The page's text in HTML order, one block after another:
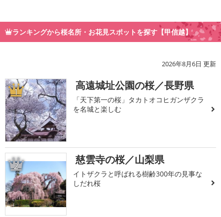
ランキングから桜名所・お花見スポットを探す【甲信越】
2026年8月6日 更新
1 高遠城址公園の桜／長野県
「天下第一の桜」タカトオコヒガンザクラ
を名城と楽しむ
2 慈雲寺の桜／山梨県
イトザクラと呼ばれる樹齢300年の見事な
しだれ桜